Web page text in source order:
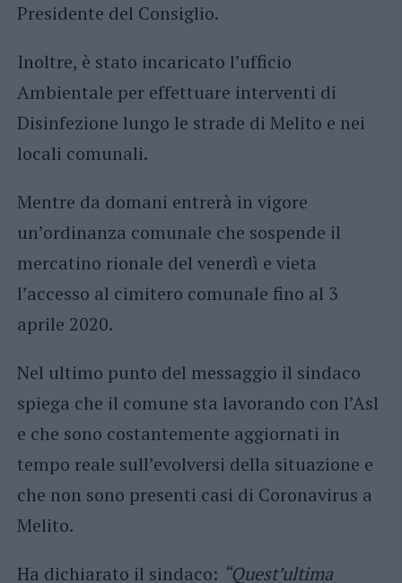
Presidente del Consiglio.
Inoltre, è stato incaricato l’ufficio
Ambientale per effettuare interventi di
Disinfezione lungo le strade di Melito e nei
locali comunali.
Mentre da domani entrerà in vigore
un’ordinanza comunale che sospende il
mercatino rionale del venerdì e vieta
l’accesso al cimitero comunale fino al 3
aprile 2020.
Nel ultimo punto del messaggio il sindaco
spiega che il comune sta lavorando con l’Asl
e che sono costantemente aggiornati in
tempo reale sull’evolversi della situazione e
che non sono presenti casi di Coronavirus a
Melito.
Ha dichiarato il sindaco: “Quest’ultima